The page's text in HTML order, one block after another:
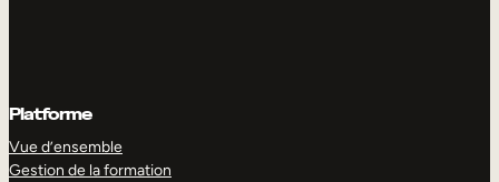
Platforme
Vue d’ensemble
Gestion de la formation